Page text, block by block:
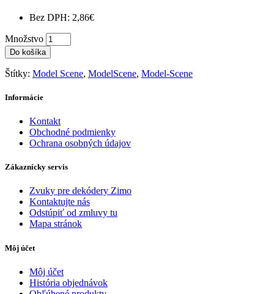
Bez DPH: 2,86€
Množstvo
Do košíka
Štítky: Model Scene, ModelScene, Model-Scene
Informácie
Kontakt
Obchodné podmienky
Ochrana osobných údajov
Zákaznícky servis
Zvuky pre dekódery Zimo
Kontaktujte nás
Odstúpiť od zmluvy tu
Mapa stránok
Môj účet
Môj účet
História objednávok